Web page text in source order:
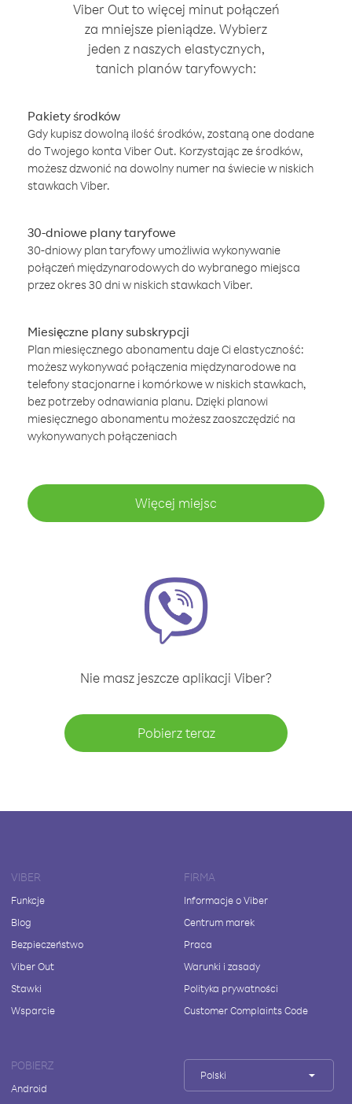
Viber Out to więcej minut połączeń
za mniejsze pieniądze. Wybierz
jeden z naszych elastycznych,
tanich planów taryfowych:
Pakiety środków
Gdy kupisz dowolną ilość środków, zostaną one dodane
do Twojego konta Viber Out. Korzystając ze środków,
możesz dzwonić na dowolny numer na świecie w niskich
stawkach Viber.
30-dniowe plany taryfowe
30-dniowy plan taryfowy umożliwia wykonywanie
połączeń międzynarodowych do wybranego miejsca
przez okres 30 dni w niskich stawkach Viber.
Miesięczne plany subskrypcji
Plan miesięcznego abonamentu daje Ci elastyczność:
możesz wykonywać połączenia międzynarodowe na
telefony stacjonarne i komórkowe w niskich stawkach,
bez potrzeby odnawiania planu. Dzięki planowi
miesięcznego abonamentu możesz zaoszczędzić na
wykonywanych połączeniach
Więcej miejsc
Nie masz jeszcze aplikacji Viber?
Pobierz teraz
VIBER
Funkcje
Blog
Bezpieczeństwo
Viber Out
Stawki
Wsparcie
FIRMA
Informacje o Viber
Centrum marek
Praca
Warunki i zasady
Polityka prywatności
Customer Complaints Code
POBIERZ
Android
Polski